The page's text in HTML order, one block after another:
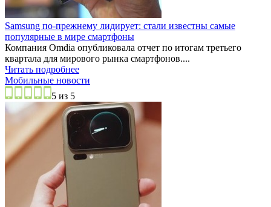
Samsung по-прежнему лидирует: стали известны самые
популярные в мире смартфоны
Компания Omdia опубликовала отчет по итогам третьего
квартала для мирового рынка смартфонов....
Читать подробнее
Мобильные новости
5 из 5